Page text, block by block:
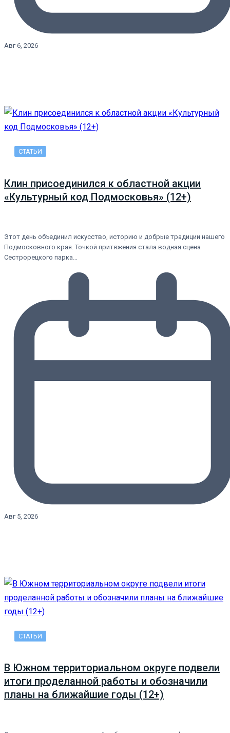
Авг 6, 2026
СТАТЬИ
Клин присоединился к областной акции
«Культурный код Подмосковья» (12+)
Этот день объединил искусство, историю и добрые традиции нашего
Подмосковного края. Точкой притяжения стала водная сцена
Сестрорецкого парка…
Авг 5, 2026
СТАТЬИ
В Южном территориальном округе подвели
итоги проделанной работы и обозначили
планы на ближайшие годы (12+)